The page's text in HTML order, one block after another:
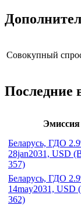
Совокупный
Последние
Эмиссия
Беларусь, ГДО
28jan2031, USD
357)
Беларусь, ГДО
14may2031,
362)